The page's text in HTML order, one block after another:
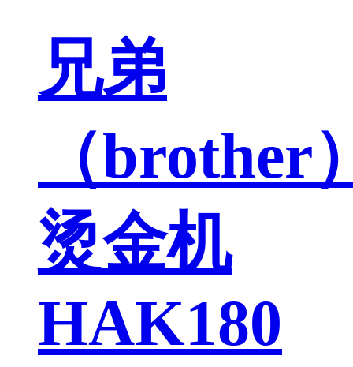
兄弟
（brother
烫金机
HAK180